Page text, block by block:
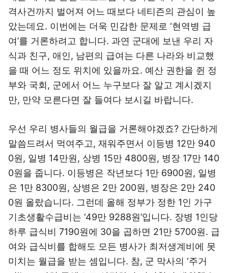
격사건까지 벌어져 어느 때보다 네티즌의 관심이 높
았는데요. 이번에는 더욱 민감한 문제로 ‘현역병 급
여’를 거론하려고 합니다. 과연 군대에 보낸 우리 자
식과 친구, 애인, 남편의 급여는 다른 나라와 비교했
을 때 어느 정도 위치에 있을까요. 예산 권한을 쥔 정
부와 국회, 군에서 어느 누구보다 잘 알고 계시겠지
만, 만약 모른다면 잘 들여다 보시길 바랍니다.
우선 우리 병사들의 월급을 거론해야겠죠? 간단하게
말씀드려서 먹여주고, 재워주면서 이등병 12만 940
0원, 일병 14만원, 상병 15만 4800원, 병장 17만 140
0원을 줍니다. 이등병은 작년보다 1만 6900원, 일병
은 1만 8300원, 상병은 2만 200원, 병장은 2만 240
0원 올랐습니다. 그런데 올해 정부가 정한 1인 가구
기초생활수급비는 ‘49만 9288원’입니다. 장병 1인당
하루 급식비 7190원에 30을 곱하면 21만 5700원. 급
여와 급식비를 합해도 모든 병사가 최저생계비에 못
미치는 월급을 받는 셈입니다. 참, 군 막사의 ‘주거